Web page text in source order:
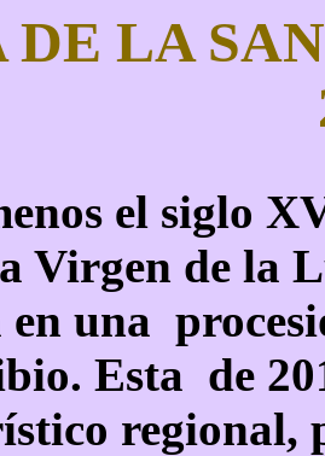
DE LA
el siglo
Virgen de la
en una
Esta de
regional,